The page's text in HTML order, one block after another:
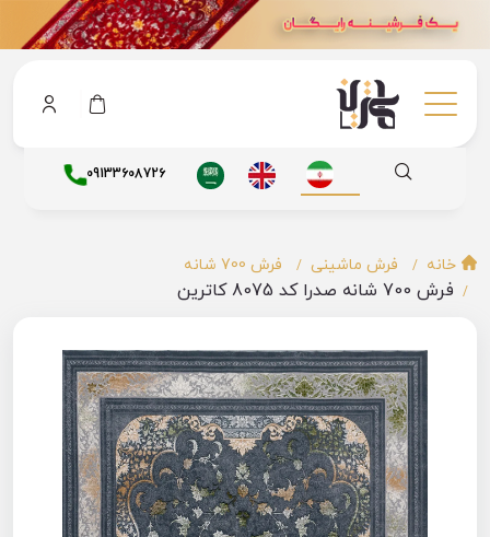
09133608726
خانه فرش ماشینی فرش 700 شانه
فرش 700 شانه صدرا کد 8075 کاترین